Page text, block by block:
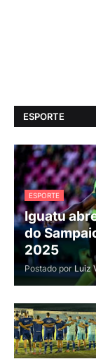
ESPORTE
ESPORTE
Iguatu
do
2025
Postado por Luiz